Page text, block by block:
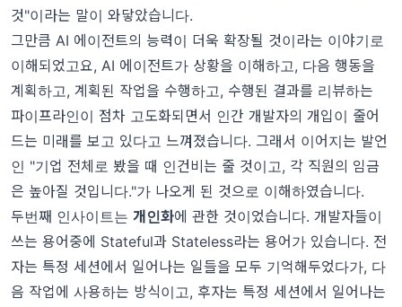
것"이라는 말이 와닿았습니다.
그만큼 AI 에이전트의 능력이 더욱 확장될 것이라는 이야기로
이해되었고요, AI 에이전트가 상황을 이해하고, 다음 행동을
계획하고, 계획된 작업을 수행하고, 수행된 결과를 리뷰하는
파이프라인이 점차 고도화되면서 인간 개발자의 개입이 줄어
드는 미래를 보고 있다고 느껴졌습니다. 그래서 이어지는 발언
인 "기업 전체로 봤을 때 인건비는 줄 것이고, 각 직원의 임금
은 높아질 것입니다."가 나오게 된 것으로 이해하였습니다.
두번째 인사이트는 개인화에 관한 것이었습니다. 개발자들이
쓰는 용어중에 Stateful과 Stateless라는 용어가 있습니다. 전
자는 특정 세션에서 일어나는 일들을 모두 기억해두었다가, 다
음 작업에 사용하는 방식이고, 후자는 특정 세션에서 일어나는